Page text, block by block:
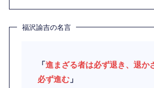
福沢諭吉の名言
「進まざる者は必ず退き、退か
必ず進む 」